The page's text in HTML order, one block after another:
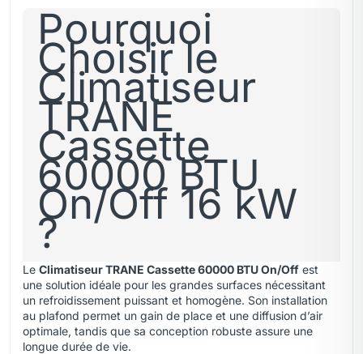
Pourquoi
Choisir le
Climatiseur
TRANE
Cassette
60000 BTU
On/Off 16 kW
?
Le Climatiseur TRANE Cassette 60000 BTU On/Off est
une solution idéale pour les grandes surfaces nécessitant
un refroidissement puissant et homogène. Son installation
au plafond permet un gain de place et une diffusion d’air
optimale, tandis que sa conception robuste assure une
longue durée de vie.